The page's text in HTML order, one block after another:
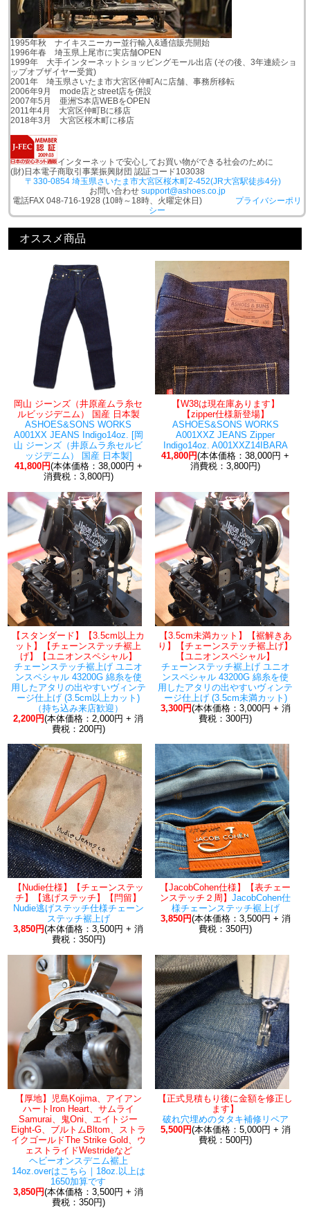
1995年秋 ナイキスニーカー並行輸入&通信販売開始
1996年春 埼玉県上尾市に実店舗OPEN
1999年 大手インターネットショッピングモール出店 (その後、3年連続ショ
ップオブザイヤー受賞)
2001年 埼玉県さいたま市大宮区仲町Aに店舗、事務所移転
2006年9月 mode店とstreet店を併設
2007年5月 亜洲'S本店WEBをOPEN
2011年4月 大宮区仲町Bに移店
2018年3月 大宮区桜木町に移店
インターネットで安心してお買い物ができる社会のために
(財)日本電子商取引事業振興財団 認証コード103038
〒330-0854 埼玉県さいたま市大宮区桜木町2-452(JR大宮駅徒歩4分)
お問い合わせ support@ashoes.co.jp
電話FAX 048-716-1928 (10時～18時、火曜定休日) プライバシーポリ
シー
オススメ商品
岡山 ジーンズ（井原産ムラ糸セ
ルビッジデニム） 国産 日本製
ASHOES&SONS WORKS
A001XX JEANS Indigo14oz. [岡
山 ジーンズ（井原ムラ糸セルビ
ッジデニム） 国産 日本製]
41,800円(本体価格：38,000円 +
消費税：3,800円)
【W38は現在庫あります】
【zipper仕様新登場】
ASHOES&SONS WORKS
A001XXZ JEANS Zipper
Indigo14oz. A001XXZ14IBARA
41,800円(本体価格：38,000円 +
消費税：3,800円)
【スタンダード】【3.5cm以上カ
ット】【チェーンステッチ裾上
げ】【ユニオンスペシャル】
チェーンステッチ裾上げ ユニオ
ンスペシャル 43200G 綿糸を使
用したアタリの出やすいヴィンテ
ージ仕上げ (3.5cm以上カット)
（持ち込み来店歓迎）
2,200円(本体価格：2,000円 + 消
費税：200円)
【3.5cm未満カット】【裾解きあ
り】【チェーンステッチ裾上げ】
【ユニオンスペシャル】
チェーンステッチ裾上げ ユニオ
ンスペシャル 43200G 綿糸を使
用したアタリの出やすいヴィンテ
ージ仕上げ (3.5cm未満カット)
3,300円(本体価格：3,000円 + 消
費税：300円)
【Nudie仕様】【チェーンステッ
チ】【逃げステッチ】【閂留】
Nudie逃げステッチ仕様チェーン
ステッチ裾上げ
3,850円(本体価格：3,500円 + 消
費税：350円)
【JacobCohen仕様】【表チェー
ンステッチ２周】JacobCohen仕
様チェーンステッチ裾上げ
3,850円(本体価格：3,500円 + 消
費税：350円)
【厚地】児島Kojima、アイアン
ハートIron Heart、サムライ
Samurai、鬼Oni、エイトジー
Eight-G、ブルトムBltom、ストラ
イクゴールドThe Strike Gold、ウ
ェストライドWestrideなど
ヘビーオンスデニム裾上
14oz.overはこちら｜18oz.以上は
1650加算です
3,850円(本体価格：3,500円 + 消
費税：350円)
【正式見積もり後に金額を修正し
ます】
破れ穴埋めのタタキ補修リペア
5,500円(本体価格：5,000円 + 消
費税：500円)